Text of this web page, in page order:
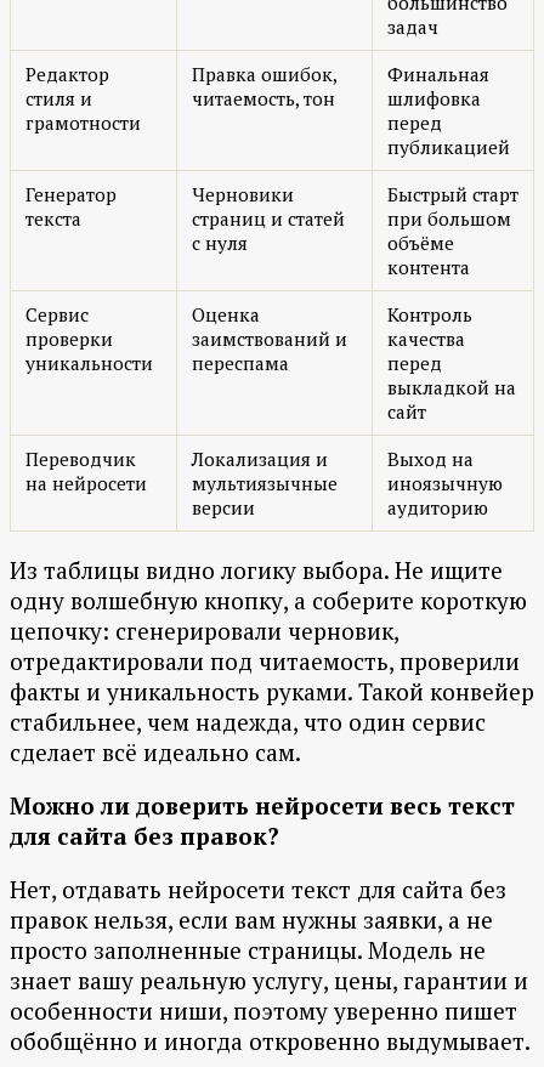
задач
Редактор
стиля и
грамотности
Правка ошибок,
читаемость, тон
Финальная
шлифовка
перед
публикацией
Генератор
текста
Черновики
страниц и статей
с нуля
Быстрый старт
при большом
объёме
контента
Сервис
проверки
уникальности
Оценка
заимствований и
переспама
Контроль
качества
перед
выкладкой на
сайт
Переводчик
на нейросети
Локализация и
мультиязычные
версии
Выход на
иноязычную
аудиторию
Из таблицы видно логику выбора. Не ищите
одну волшебную кнопку, а соберите короткую
цепочку: сгенерировали черновик,
отредактировали под читаемость, проверили
факты и уникальность руками. Такой конвейер
стабильнее, чем надежда, что один сервис
сделает всё идеально сам.
Можно ли доверить нейросети весь текст
для сайта без правок?
Нет, отдавать нейросети текст для сайта без
правок нельзя, если вам нужны заявки, а не
просто заполненные страницы. Модель не
знает вашу реальную услугу, цены, гарантии и
особенности ниши, поэтому уверенно пишет
обобщённо и иногда откровенно выдумывает.